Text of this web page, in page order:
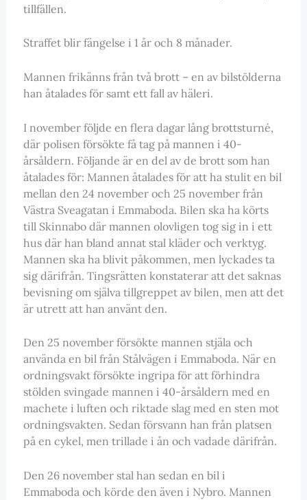
tillfällen.
Straffet blir fängelse i 1 år och 8 månader.
Mannen frikänns från två brott – en av bilstölderna
han åtalades för samt ett fall av häleri.
I november följde en flera dagar lång brottsturné,
där polisen försökte få tag på mannen i 40-
årsåldern. Följande är en del av de brott som han
åtalades för: Mannen åtalades för att ha stulit en bil
mellan den 24 november och 25 november från
Västra Sveagatan i Emmaboda. Bilen ska ha körts
till Skinnabo där mannen olovligen tog sig in i ett
hus där han bland annat stal kläder och verktyg.
Mannen ska ha blivit påkommen, men lyckades ta
sig därifrån. Tingsrätten konstaterar att det saknas
bevisning om själva tillgreppet av bilen, men att det
är utrett att han använt den.
Den 25 november försökte mannen stjäla och
använda en bil från Stålvägen i Emmaboda. När en
ordningsvakt försökte ingripa för att förhindra
stölden svingade mannen i 40-årsåldern med en
machete i luften och riktade slag med en sten mot
ordningsvakten. Sedan försvann han från platsen
på en cykel, men trillade i ån och vadade därifrån.
Den 26 november stal han sedan en bil i
Emmaboda och körde den även i Nybro. Mannen